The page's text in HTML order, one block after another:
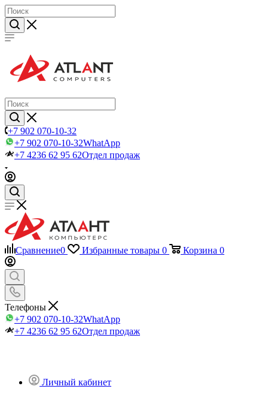
+7 902 070-10-32
+7 902 070-10-32WhatApp
+7 4236 62 95 62Отдел продаж
Сравнение0 Избранные товары 0 Корзина 0
Телефоны
+7 902 070-10-32WhatApp
+7 4236 62 95 62Отдел продаж
Личный кабинет